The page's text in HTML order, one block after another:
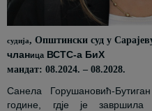
судија, Општински суд у
чланица ВСТС-а БиХ
мандат: 08.2024. – 08.2028.
Санела Горушановић-
године, гдје је